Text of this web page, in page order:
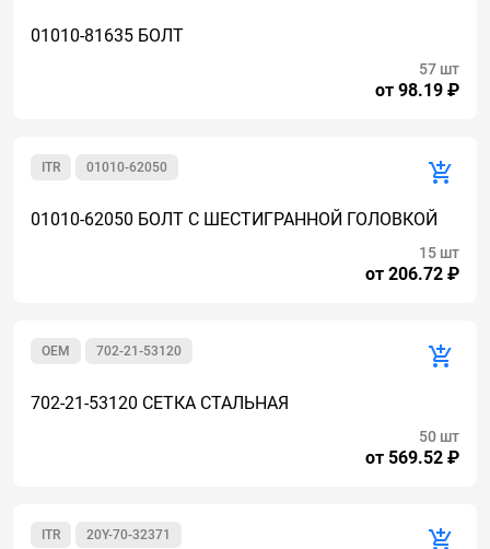
01010-81635 БОЛТ
от 98.19 ₽
57 шт
01010-62050
ITR
01010-62050 БОЛТ С ШЕСТИГРАННОЙ ГОЛОВКОЙ
от 206.72 ₽
15 шт
702-21-53120
OEM
702-21-53120 СЕТКА СТАЛЬНАЯ
от 569.52 ₽
50 шт
20Y-70-32371
ITR